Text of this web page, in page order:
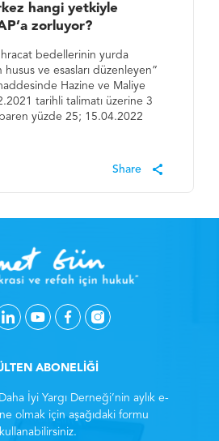
hangi yetkiyle
zorluyor?
bedellerinin yurda
ve esasları düzenleyen”
Hazine ve Maliye
tarihli talimatı üzerine 3
yüzde 25; 15.04.2022
ABONELİĞİ
İyi Yargı Derneği’nin aylık e-
olmak için aşağıdaki formu
kullanabilirsiniz.